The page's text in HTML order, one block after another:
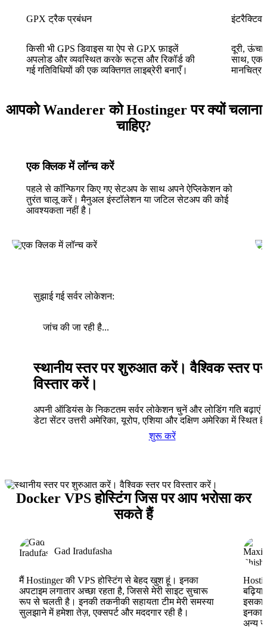
GPX ट्रैक प्रबंधन
किसी भी GPS डिवाइस या ऐप से GPX फ़ाइलें
अपलोड और व्यवस्थित करके रूट्स और रिकॉर्ड की
गई गतिविधियों की एक व्यक्तिगत लाइब्रेरी बनाएँ।
इंटरैक्टिव
दूरी,
साथ, एक
आपको Wanderer को Hostinger पर क्यों चलाना
चाहिए?
एक क्लिक में लॉन्च करें
पहले से कॉन्फिगर किए गए सेटअप के साथ अपने ऐप्लिकेशन को
तुरंत चालू करें। मैनुअल इंस्टॉलेशन या जटिल सेटअप की कोई
आवश्यकता नहीं है।
सुझाई गई सर्वर लोकेशन:
जांच की जा रही है...
स्थानीय स्तर पर शुरुआत करें। वैश्विक स्तर पर
विस्तार करें।
अपनी ऑडियंस के निकटतम सर्वर लोकेशन चुनें और लोडिंग गति बढ़ाएं।
डेटा सेंटर उत्तरी अमेरिका, यूरोप, एशिया और दक्षिण अमेरिका में स्थित
शुरू करें
Docker VPS होस्टिंग जिस पर आप भरोसा कर
सकते हैं
Gad Iradufasha
मैं Hostinger की VPS होस्टिंग से बेहद खुश हूं। इनका
अपटाइम लगातार अच्छा रहता है, जिससे मेरी साइट सुचारू
रूप से चलती है। इनकी तकनीकी सहायता टीम मेरी समस्या
सुलझाने में हमेशा तेज़, एक्सपर्ट और मददगार रही है।
इसका
इनका
अन्य